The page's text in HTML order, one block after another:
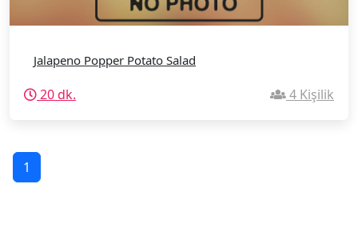
Jalapeno Popper Potato Salad
20 dk. 4 Kişilik
1